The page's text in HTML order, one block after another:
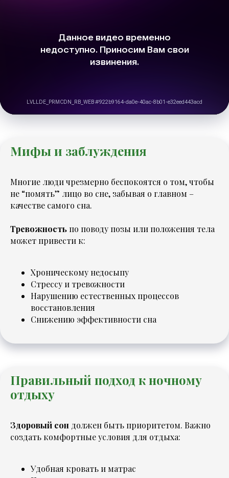
Мифы и заблуждения
Многие люди чрезмерно беспокоятся о том, чтобы
не “помять” лицо во сне, забывая о главном –
качестве самого сна.
Тревожность по поводу позы или положения тела
может привести к:
Хроническому недосыпу
Стрессу и тревожности
Нарушению естественных процессов
восстановления
Снижению эффективности сна
Правильный подход к ночному
отдыху
Здоровый сон должен быть приоритетом. Важно
создать комфортные условия для отдыха:
Удобная кровать и матрас